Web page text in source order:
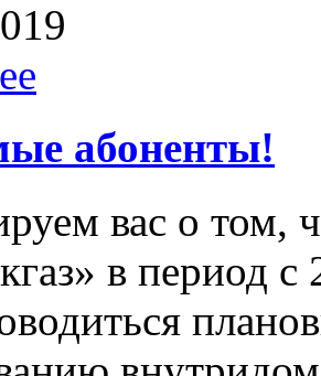
абоненты!
вас о том,
в период с